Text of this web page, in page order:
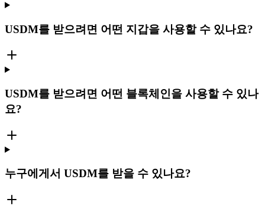
USDM를 받으려면 어떤 지갑을 사용할 수 있나요?
USDM를 받으려면 어떤 블록체인을 사용할 수 있나
요?
누구에게서 USDM를 받을 수 있나요?